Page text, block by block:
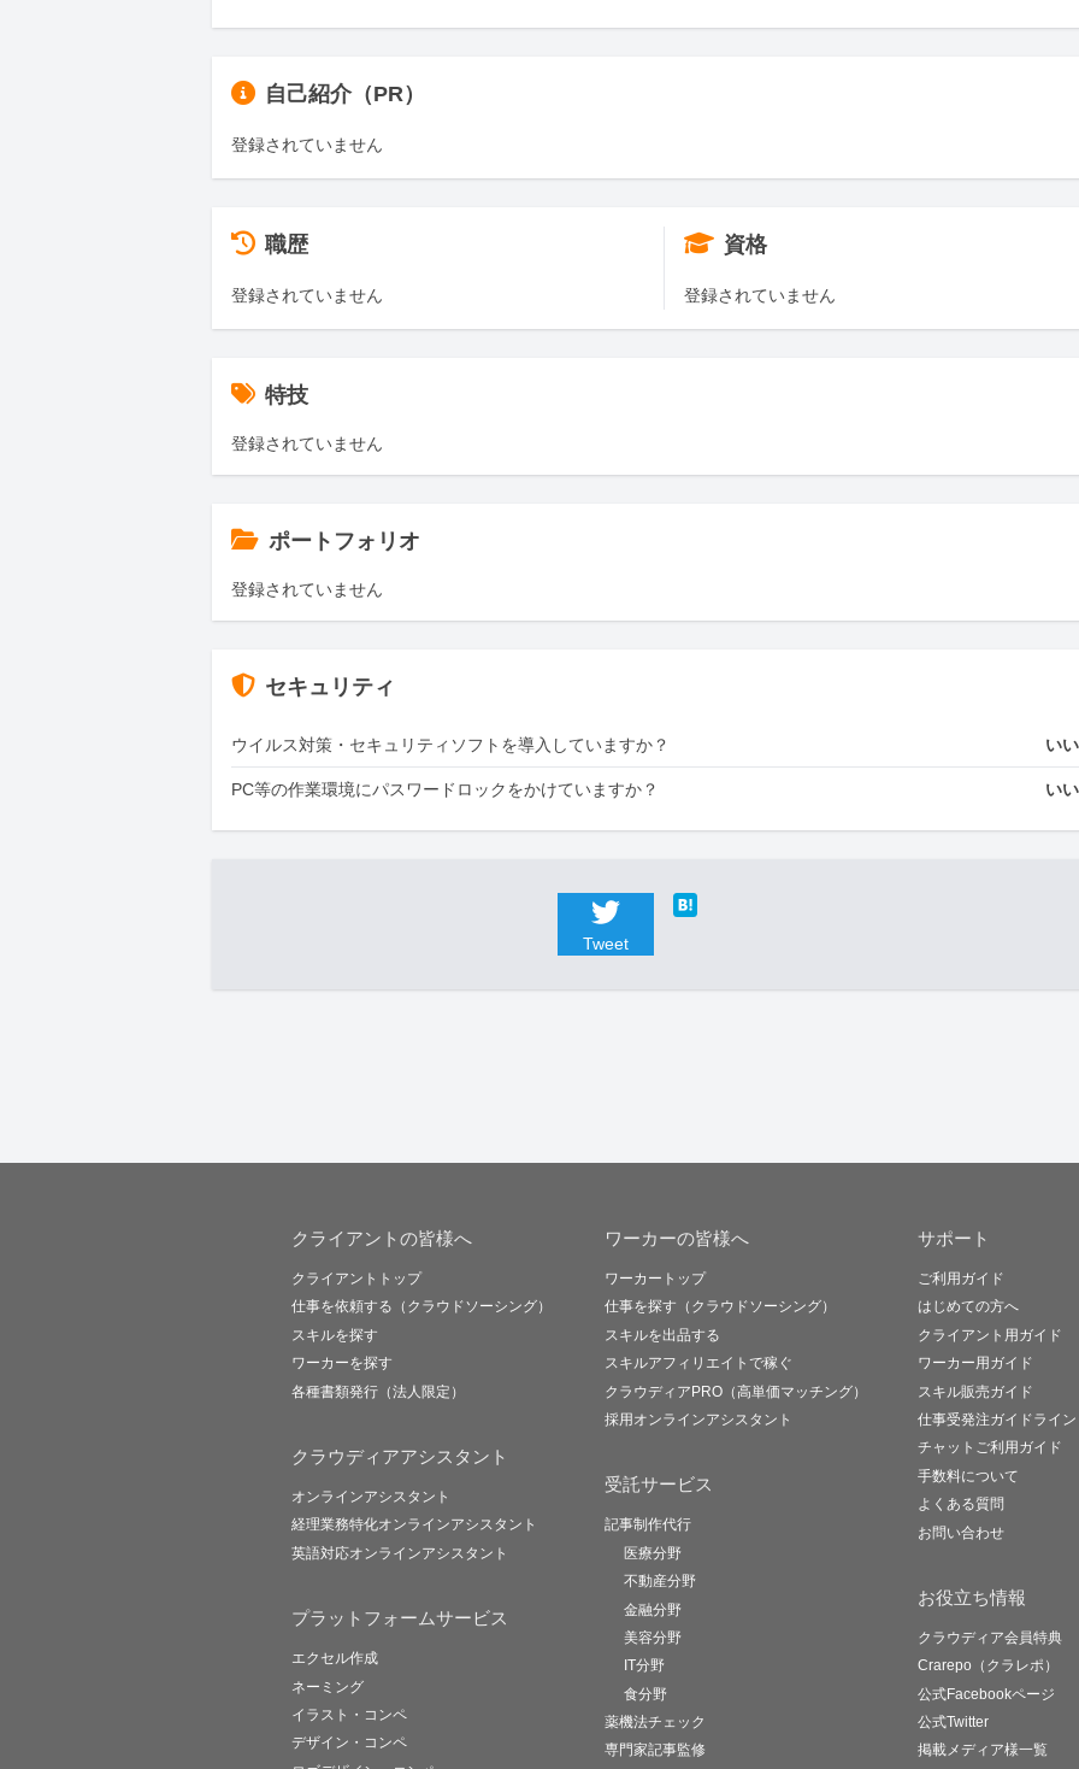
自己紹介（PR）
登録されていません
職歴
登録されていません
資格
登録されていません
特技
登録されていません
ポートフォリオ
登録されていません
セキュリティ
ウイルス対策・セキュリティソフトを導入していますか？ い
PC等の作業環境にパスワードロックをかけていますか？ い
Tweet
クライアントの皆様へ
クライアントトップ
仕事を依頼する（クラウドソーシング）
スキルを探す
ワーカーを探す
各種書類発行（法人限定）
クラウディアアシスタント
オンラインアシスタント
経理業務特化オンラインアシスタント
英語対応オンラインアシスタント
プラットフォームサービス
エクセル作成
ネーミング
イラスト・コンペ
デザイン・コンペ
ワーカーの皆様へ
ワーカートップ
仕事を探す（クラウドソーシング）
スキルを出品する
スキルアフィリエイトで稼ぐ
クラウディアPRO（高単価マッチング）
採用オンラインアシスタント
受託サービス
記事制作代行
医療分野
不動産分野
金融分野
美容分野
IT分野
食分野
薬機法チェック
専門家記事監修
サポート
ご利用ガイド
はじめての方へ
クライアント用ガイド
ワーカー用ガイド
スキル販売ガイド
仕事受発注ガイドライン
チャットご利用ガイド
手数料について
よくある質問
お問い合わせ
お役立ち情報
クラウディア会員特典
Crarepo（クラレポ）
公式Facebookページ
公式Twitter
掲載メディア様一覧